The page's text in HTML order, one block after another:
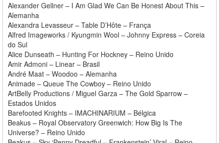
Alexander Gellner – I Am Glad We Can Be Honest About This –
Alemanha
Alexandra Levasseur – Table D’Hôte – França
Alfred Imageworks / Kyungmin Wool – Johnny Express – Coreia
do Sul
Alice Dunseath – Hunting For Hockney – Reino Unido
Amir Admoni – Linear – Brasil
André Maat – Woodoo – Alemanha
Animade – Queue The Cowboy – Reino Unido
ArtBelly Productions / Miguel Garza – The Gold Sparrow –
Estados Unidos
Barefooted Knights – IMACHINARIUM – Bélgica
Beakus – Royal Observatory Greenwich: How Big Is The
Universe? – Reino Unido